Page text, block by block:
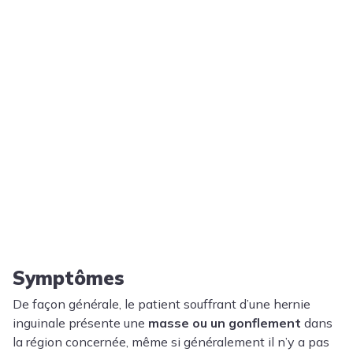
Symptômes
De façon générale, le patient souffrant d’une hernie
inguinale présente une masse ou un gonflement dans
la région concernée, même si généralement il n’y a pas